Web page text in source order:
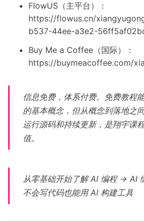
FlowUS（主平台）：
https://flowus.cn/
b537-44ee-a3e2-
Buy Me a Coffee（国际）：
https://buymeacoffee.com/
信息免费，体系付费。免费教程
的基本概念，但从概念到落地之
运行源码和持续更新，是翔宇课
值。
从零基础开始了解 AI 编程 →AI
不会写代码也能用 AI 构建工具